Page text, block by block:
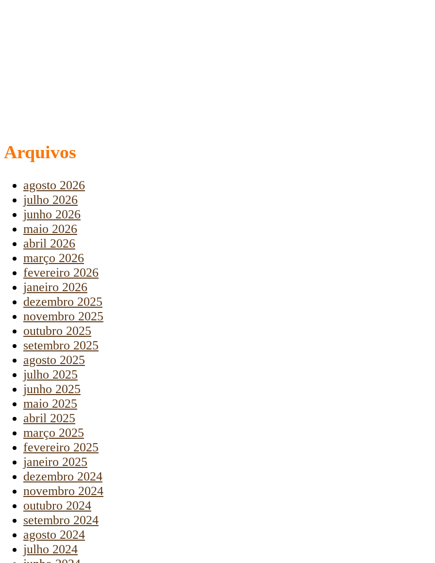
Arquivos
agosto 2026
julho 2026
junho 2026
maio 2026
abril 2026
março 2026
fevereiro 2026
janeiro 2026
dezembro 2025
novembro 2025
outubro 2025
setembro 2025
agosto 2025
julho 2025
junho 2025
maio 2025
abril 2025
março 2025
fevereiro 2025
janeiro 2025
dezembro 2024
novembro 2024
outubro 2024
setembro 2024
agosto 2024
julho 2024